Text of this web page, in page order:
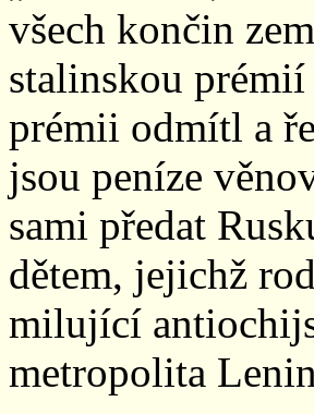
všech končin
stalinskou
prémii odmítl a
jsou peníze
sami předat
dětem, jejichž
milující
metropolita